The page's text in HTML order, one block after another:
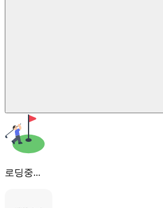
로딩중...